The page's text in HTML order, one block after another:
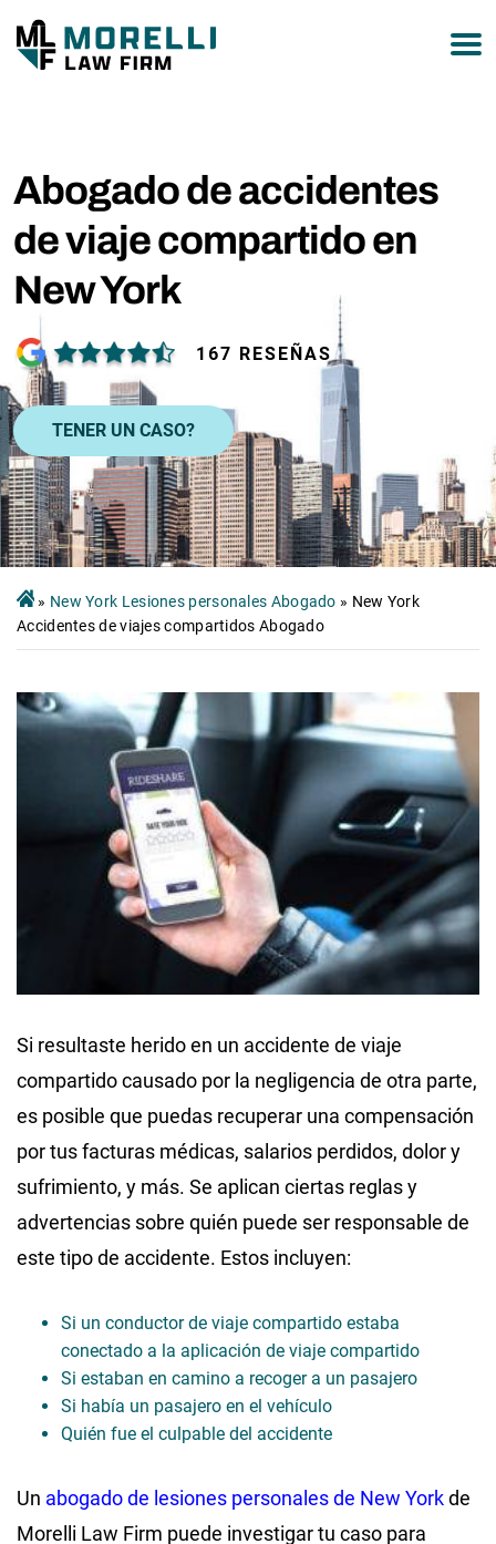
Abogado de accidentes
de viaje compartido en
New York
167 RESEÑAS
TENER UN CASO?
» New York Lesiones personales Abogado » New York
Accidentes de viajes compartidos Abogado
Si resultaste herido en un accidente de viaje
compartido causado por la negligencia de otra parte,
es posible que puedas recuperar una compensación
por tus facturas médicas, salarios perdidos, dolor y
sufrimiento, y más. Se aplican ciertas reglas y
advertencias sobre quién puede ser responsable de
este tipo de accidente. Estos incluyen:
Si un conductor de viaje compartido estaba
conectado a la aplicación de viaje compartido
Si estaban en camino a recoger a un pasajero
Si había un pasajero en el vehículo
Quién fue el culpable del accidente
Un abogado de lesiones personales de New Yorkde
Morelli Law Firm puede investigar tu caso para